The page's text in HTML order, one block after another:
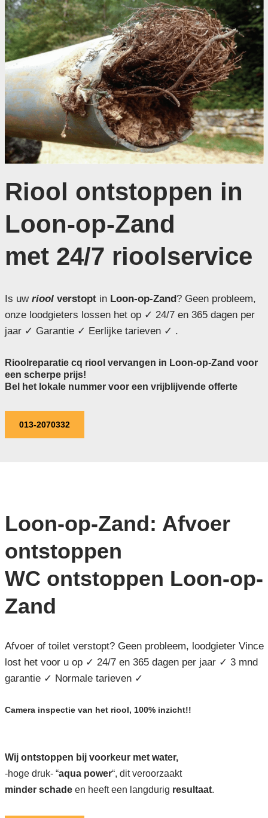
Riool ontstoppen in
Loon-op-Zand
met 24/7 rioolservice
Is uw rioolverstoptin Loon-op-Zand? Geen probleem,
onze loodgieters lossen het op ✓ 24/7 en 365 dagen per
jaar ✓ Garantie ✓ Eerlijke tarieven ✓ .
Rioolreparatie cq riool vervangen in Loon-op-Zand voor
een scherpe prijs!
Bel het lokale nummer voor een vrijblijvende offerte
013-2070332
Loon-op-Zand: Afvoer
ontstoppen
WC ontstoppen Loon-op-
Zand
Afvoer of toilet verstopt? Geen probleem, loodgieter Vince
lost het voor u op ✓ 24/7 en 365 dagen per jaar ✓ 3 mnd
garantie ✓ Normale tarieven ✓
Camera inspectie van het riool, 100% inzicht!!
Wij ontstoppen bij voorkeur met water,
-hoge druk- “aqua power“, dit veroorzaakt
minder schadeen heeft een langdurig resultaat.